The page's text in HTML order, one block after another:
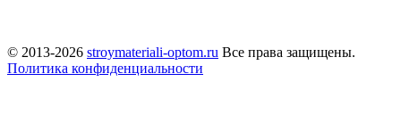
© 2013-2026 stroymateriali-optom.ru Все права защищены.
Политика конфиденциальности